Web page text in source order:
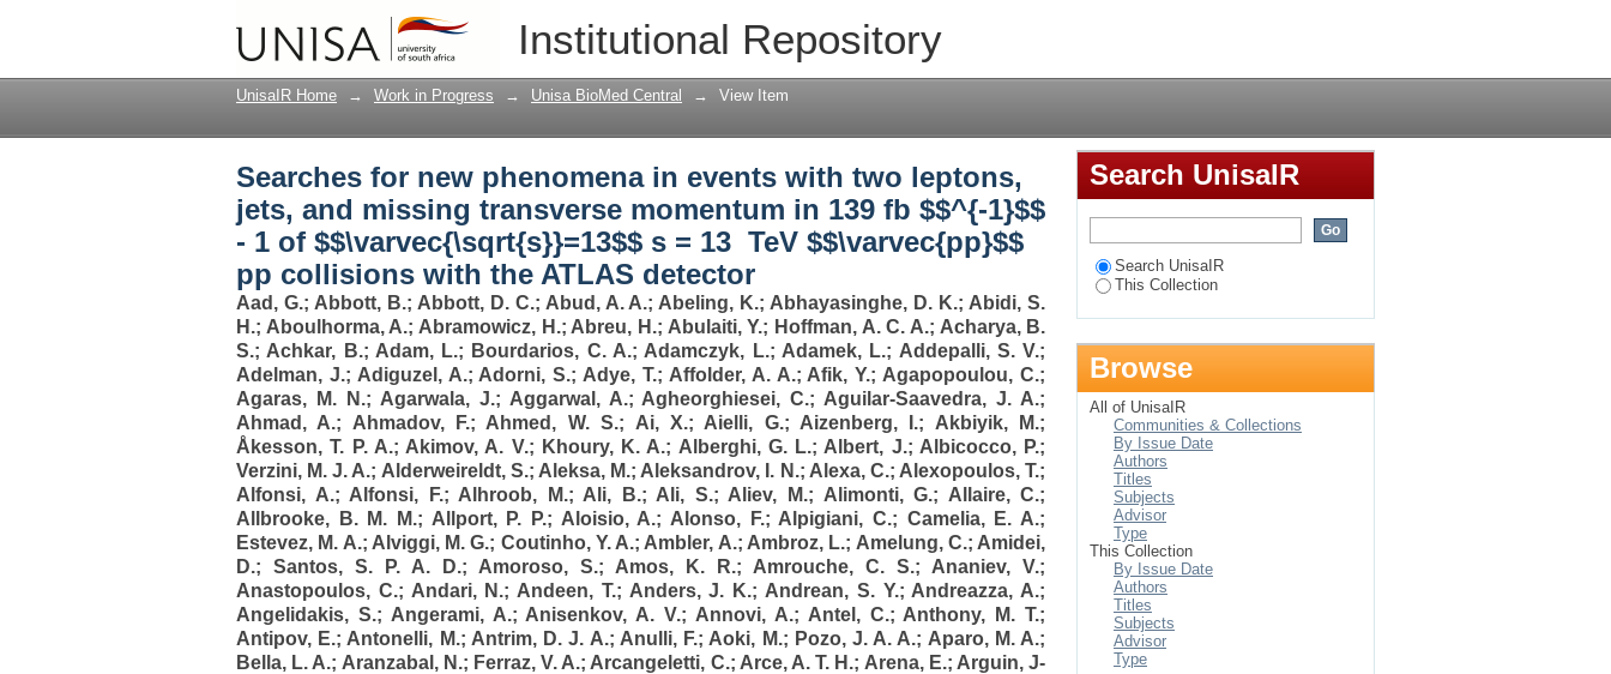
Institutional Repository
Searches for new phenomena in events with two leptons, jets, and missing
transverse momentum in 139 fb $$^{-1}$$ - 1 of $$\varvec{\sqrt{s}}=13$$ s = 13 TeV
$$\varvec{pp}$$ pp collisions with the ATLAS detector
UnisaIR Home → Work in Progress → Unisa BioMed Central → View Item
Searches for new phenomena in events with two leptons,
jets, and missing transverse momentum in 139 fb $$^{-1}$$
- 1 of $$\varvec{\sqrt{s}}=13$$ s = 13 TeV $$\varvec{pp}$$
pp collisions with the ATLAS detector
Aad, G.; Abbott, B.; Abbott, D. C.; Abud, A. A.; Abeling, K.; Abhayasinghe, D. K.; Abidi, S.
H.; Aboulhorma, A.; Abramowicz, H.; Abreu, H.; Abulaiti, Y.; Hoffman, A. C. A.; Acharya, B.
S.; Achkar, B.; Adam, L.; Bourdarios, C. A.; Adamczyk, L.; Adamek, L.; Addepalli, S. V.;
Adelman, J.; Adiguzel, A.; Adorni, S.; Adye, T.; Affolder, A. A.; Afik, Y.; Agapopoulou, C.;
Agaras, M. N.; Agarwala, J.; Aggarwal, A.; Agheorghiesei, C.; Aguilar-Saavedra, J. A.;
Ahmad, A.; Ahmadov, F.; Ahmed, W. S.; Ai, X.; Aielli, G.; Aizenberg, I.; Akbiyik, M.;
Åkesson, T. P. A.; Akimov, A. V.; Khoury, K. A.; Alberghi, G. L.; Albert, J.; Albicocco, P.;
Verzini, M. J. A.; Alderweireldt, S.; Aleksa, M.; Aleksandrov, I. N.; Alexa, C.; Alexopoulos, T.;
Alfonsi, A.; Alfonsi, F.; Alhroob, M.; Ali, B.; Ali, S.; Aliev, M.; Alimonti, G.; Allaire, C.;
Allbrooke, B. M. M.; Allport, P. P.; Aloisio, A.; Alonso, F.; Alpigiani, C.; Camelia, E. A.;
Estevez, M. A.; Alviggi, M. G.; Coutinho, Y. A.; Ambler, A.; Ambroz, L.; Amelung, C.; Amidei,
D.; Santos, S. P. A. D.; Amoroso, S.; Amos, K. R.; Amrouche, C. S.; Ananiev, V.;
Anastopoulos, C.; Andari, N.; Andeen, T.; Anders, J. K.; Andrean, S. Y.; Andreazza, A.;
Angelidakis, S.; Angerami, A.; Anisenkov, A. V.; Annovi, A.; Antel, C.; Anthony, M. T.;
Antipov, E.; Antonelli, M.; Antrim, D. J. A.; Anulli, F.; Aoki, M.; Pozo, J. A. A.; Aparo, M. A.;
Bella, L. A.; Aranzabal, N.; Ferraz, V. A.; Arcangeletti, C.; Arce, A. T. H.; Arena, E.; Arguin, J-
Search UnisaIR
Search UnisaIR
This Collection
Browse
All of UnisaIR
Communities & Collections
By Issue Date
Authors
Titles
Subjects
Advisor
Type
This Collection
By Issue Date
Authors
Titles
Subjects
Advisor
Type